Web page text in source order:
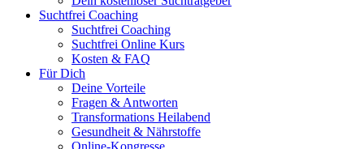
Suchtfrei Coaching
Suchtfrei Coaching
Suchtfrei Online Kurs
Kosten & FAQ
Für Dich
Deine Vorteile
Fragen & Antworten
Transformations Heilabend
Gesundheit & Nährstoffe
Online-Kongresse